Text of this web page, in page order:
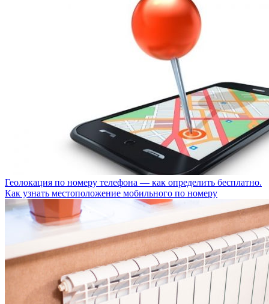
Геолокация по номеру телефона — как определить бесплатно.
Как узнать местоположение мобильного по номеру